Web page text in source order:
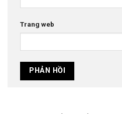
Trang web